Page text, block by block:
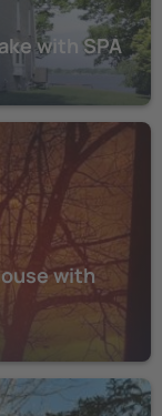
with SPA
with